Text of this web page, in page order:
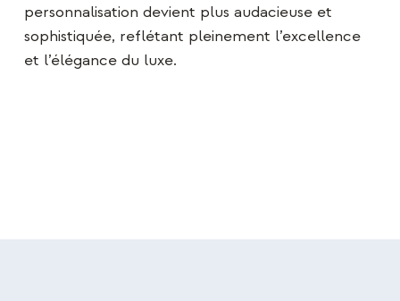
personnalisation devient plus audacieuse et
sophistiquée, reflétant pleinement l’excellence
et l’élégance du luxe.